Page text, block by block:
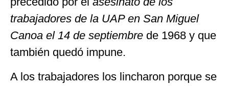
trabajadores de la UAP en San Miguel
Canoa el 14 de septiembre de 1968 y que
también quedó impune.
A los trabajadores los lincharon porque se